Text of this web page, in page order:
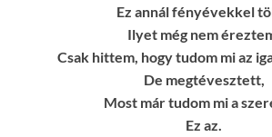
Ez annál fényévekkel
Ilyet még nem
Csak hittem, hogy tudom mi az
De megtévesztett,
Most már tudom mi a
Ez az.